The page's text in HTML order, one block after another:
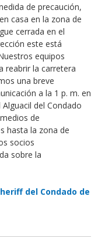
de precaución,
casa en la zona de
cerrada en el
este está
equipos
reabrir la carretera
una breve
a la 1 p. m. en
del Condado
de
hasta la zona de
socios
sobre la
del Condado de